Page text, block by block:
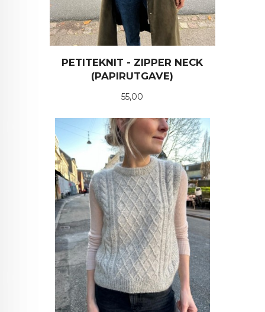
PETITEKNIT - ZIPPER NECK
(PAPIRUTGAVE)
Pris
55,00